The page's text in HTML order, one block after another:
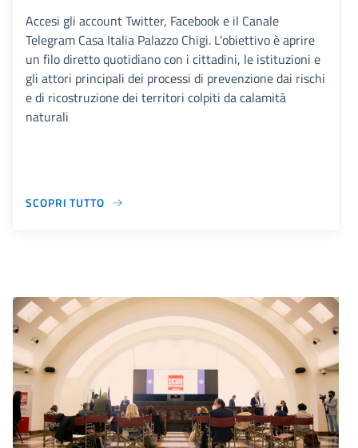
Accesi gli account Twitter, Facebook e il Canale
Telegram Casa Italia Palazzo Chigi. L'obiettivo è aprire
un filo diretto quotidiano con i cittadini, le istituzioni e
gli attori principali dei processi di prevenzione dai rischi
e di ricostruzione dei territori colpiti da calamità
naturali
SCOPRI TUTTO